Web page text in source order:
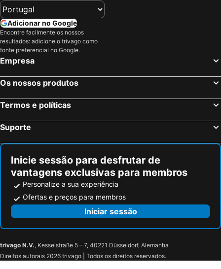
Romano d'Ezzelino, bed and breakfasts
Cittadella, bed and breakfasts
Castelfranco Veneto, bed and breakfasts
Paese, bed and breakfasts
Mirano, bed and breakfasts
Lido di Venezia, bed and breakfasts
Legnago, bed and breakfasts
Pianezze, bed and breakfasts
Trissino, bed and breakfasts
Due Carrare, bed and breakfasts
Arquà Petrarca, bed and breakfasts
Adicionar no Google
Encontre facilmente os nossos
resultados: adicione o trivago como
fonte preferencial no Google.
Empresa
Os nossos produtos
Termos e políticas
Suporte
Inicie sessão para desfrutar de
vantagens exclusivas para membros
Personalize a sua experiência
Ofertas e preços para membros
Iniciar sessão
trivago N.V., Kesselstraße 5 – 7, 40221 Düsseldorf, Alemanha
Direitos autorais 2026 trivago | Todos os direitos reservados.